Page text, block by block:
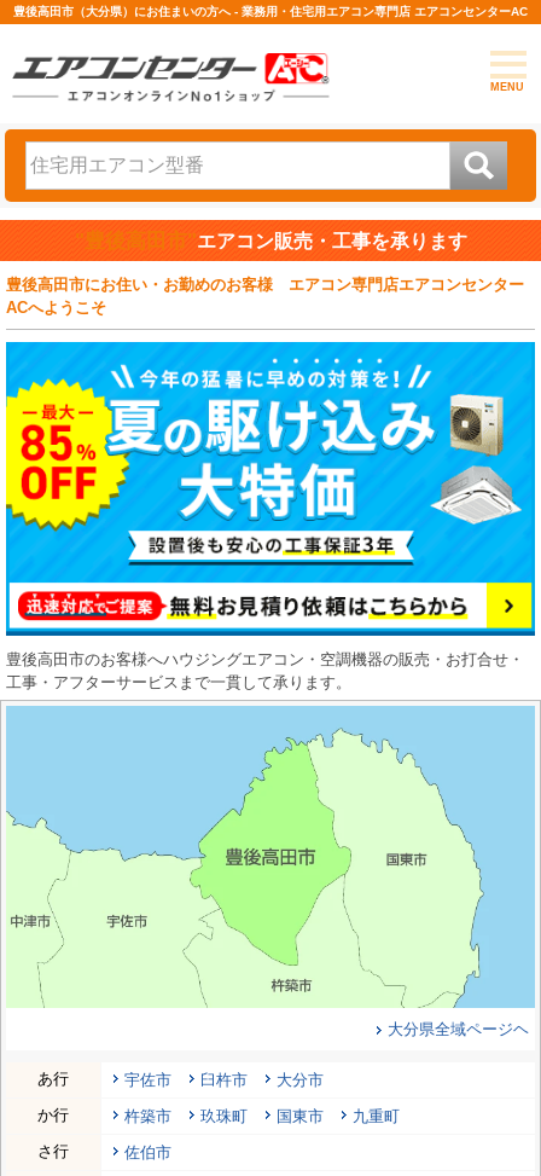
豊後高田市（大分県）にお住まいの方へ - 業務用・住宅用エアコン専門店 エアコンセンターAC
MENU
"豊後高田市"エアコン販売・工事を承ります
豊後高田市にお住い・お勤めのお客様 エアコン専門店エアコンセンター
ACへようこそ
豊後高田市のお客様へハウジングエアコン・空調機器の販売・お打合せ・
工事・アフターサービスまで一貫して承ります。
大分県全域ページヘ
あ行 宇佐市 臼杵市
大分市
か行
杵築市 玖珠町 国東市
九重町
さ行
佐伯市